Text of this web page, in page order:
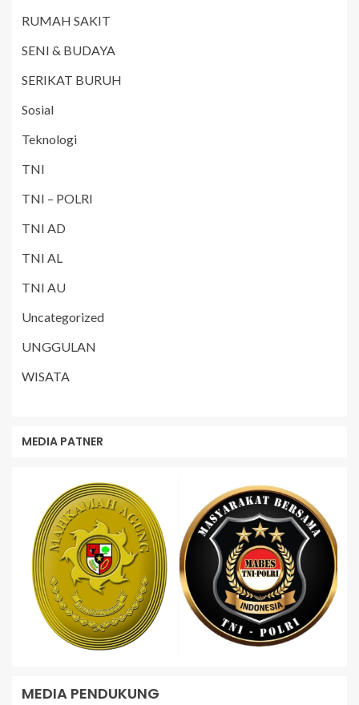
RUMAH SAKIT
SENI & BUDAYA
SERIKAT BURUH
Sosial
Teknologi
TNI
TNI – POLRI
TNI AD
TNI AL
TNI AU
Uncategorized
UNGGULAN
WISATA
MEDIA PATNER
MEDIA PENDUKUNG